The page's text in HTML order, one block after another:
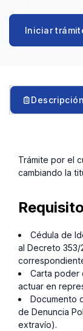
Iniciar
chevron_leftDescripción
Trámite por el
cambiando la
Cédula de
al Decreto
Carta poder
actuar en
Documento
de Denuncia
extravío).